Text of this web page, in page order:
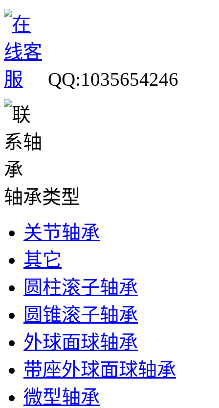
QQ:1035654246
轴承类型
关节轴承
其它
圆柱滚子轴承
圆锥滚子轴承
外球面球轴承
带座外球面球轴承
微型轴承